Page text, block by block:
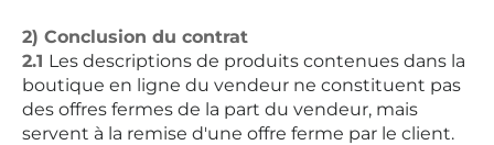
2) Conclusion du contrat
2.1 Les descriptions de produits contenues dans la
boutique en ligne du vendeur ne constituent pas
des offres fermes de la part du vendeur, mais
servent à la remise d'une offre ferme par le client.